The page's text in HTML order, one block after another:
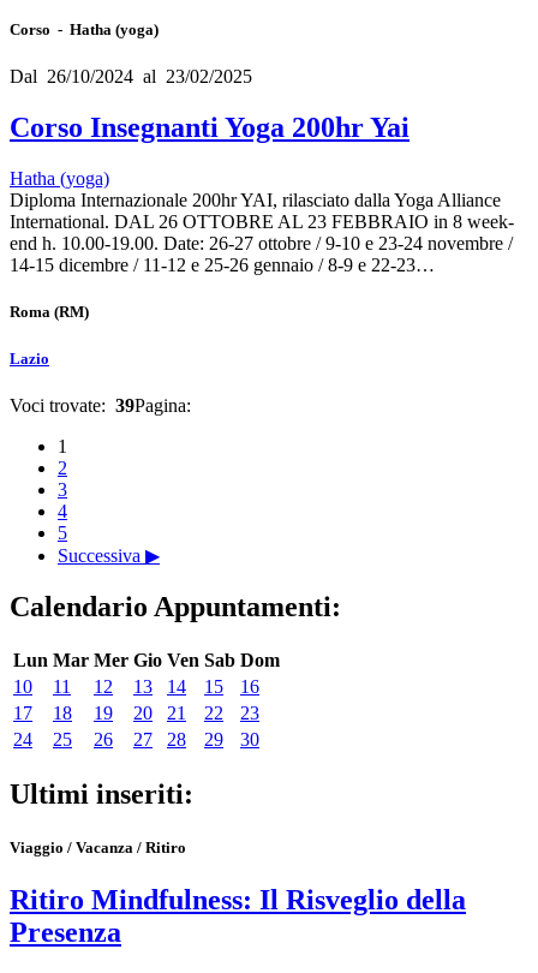
Corso - Hatha (yoga)
Dal 26/10/2024 al 23/02/2025
Corso Insegnanti Yoga 200hr Yai
Hatha (yoga)
Diploma Internazionale 200hr YAI, rilasciato dalla Yoga Alliance
International. DAL 26 OTTOBRE AL 23 FEBBRAIO in 8 week-
end h. 10.00-19.00. Date: 26-27 ottobre / 9-10 e 23-24 novembre /
14-15 dicembre / 11-12 e 25-26 gennaio / 8-9 e 22-23…
Roma (RM)
Lazio
Voci trovate: 39Pagina:
1
2
3
4
5
Successiva ▶
Calendario Appuntamenti:
Lun Mar Mer Gio Ven Sab Dom
10
11 12 13 14 15
16
17
18 19 20 21 22
23
24
25 26 27 28 29 30
Ultimi inseriti:
Viaggio / Vacanza / Ritiro
Ritiro Mindfulness: Il Risveglio della
Presenza